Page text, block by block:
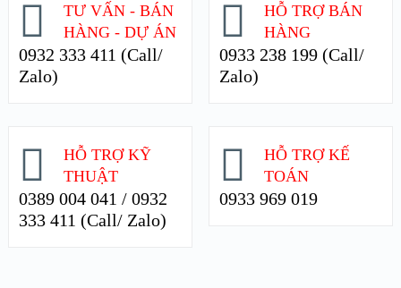
TƯ VẤN - BÁN
HÀNG - DỰ ÁN
0932 333 411 (Call/
Zalo)
HỖ TRỢ BÁN
HÀNG
0933 238 199 (Call/
Zalo)
HỖ TRỢ KỸ
THUẬT
0389 004 041 / 0932
333 411 (Call/ Zalo)
HỖ TRỢ KẾ
TOÁN
0933 969 019